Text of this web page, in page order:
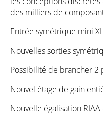
des milliers de
Entrée symétrique mini
Nouvelles sorties
Possibilité de brancher 2
Nouvel étage de gain
Nouvelle égalisation